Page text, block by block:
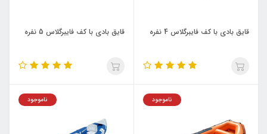
قایق بادی با کف فایبرگلاس 4 نفره قایق بادی با کف فایبرگلاس 5 نفره
ناموجود ناموجود